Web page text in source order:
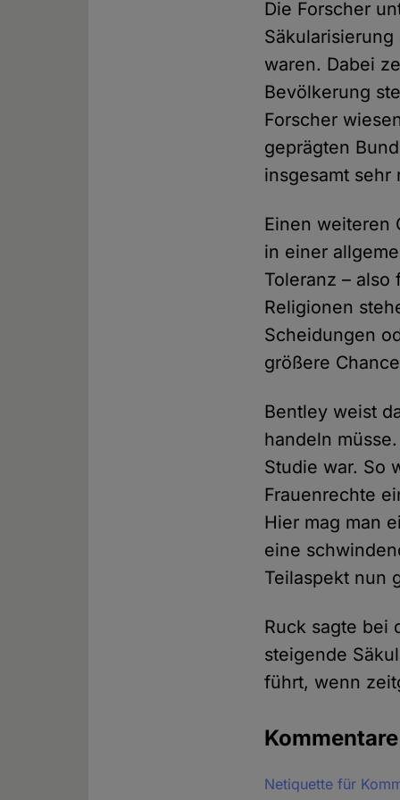
Die Forscher
waren. Dabei
Bevölkerung
Forscher
geprägten
insgesamt sehr
Einen weiteren
in einer
Toleranz – also
Religionen
Scheidungen
größere
Bentley weist
handeln
Studie war. So
Frauenrechte
Hier mag man
eine
Teilaspekt nun
Ruck sagte bei
steigende
führt, wenn
Kommentare
Netiquette für